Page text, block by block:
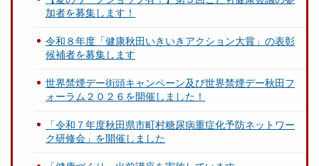
加者を募集します！
令和８年度「健康秋田いきいきアクション大賞」の表彰
候補者を募集します
世界禁煙デー街頭キャンペーン及び世界禁煙デー秋田フ
ォーラム２０２６を開催しました！
「令和７年度秋田県市町村糖尿病重症化予防ネットワー
ク研修会」を開催しました